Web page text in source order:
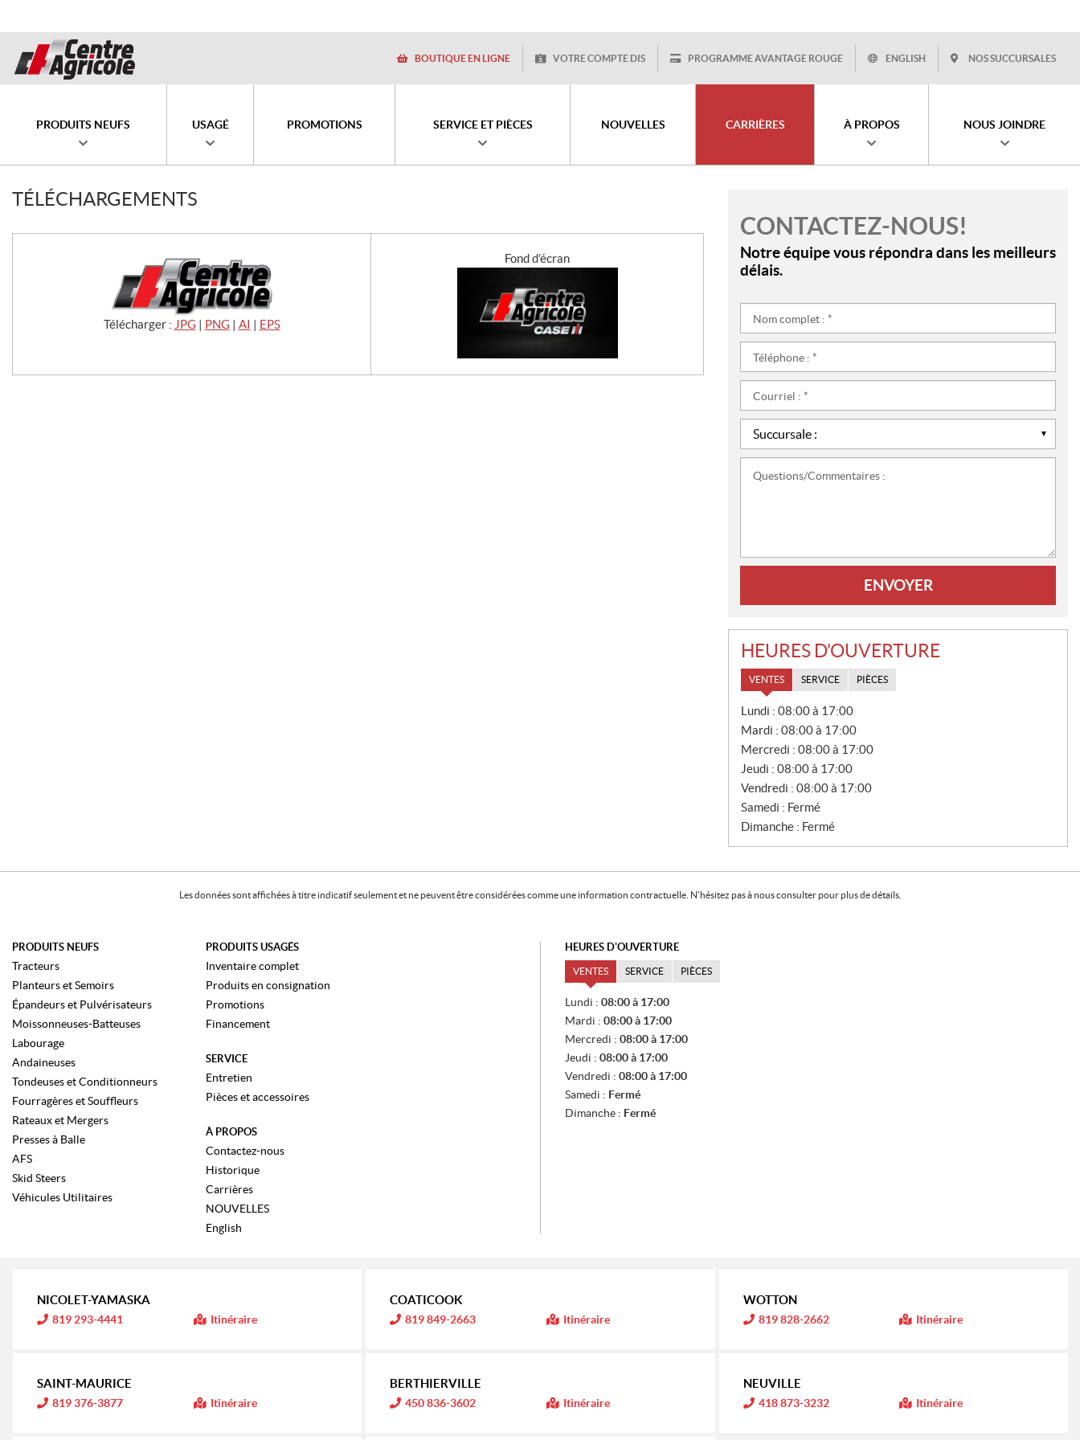
BOUTIQUE EN LIGNE VOTRE COMPTE DIS PROGRAMME AVANTAGE ROUGE ENGLISH NOS SUCCURSALES
PRODUITS NEUFS USAGÉ PROMOTIONS SERVICE ET PIÈCES NOUVELLES CARRIÈRES À PROPOS NOUS JOINDRE
TÉLÉCHARGEMENTS
Télécharger : JPG | PNG | AI | EPS
Fond d’écran
CONTACTEZ-NOUS!
Notre équipe vous répondra dans les meilleurs
délais.
complet
:
*
*Succursale
*
HEURES D'OUVERTURE
VENTES SERVICE PIÈCES
V
N
T
S
Lundi : 08:00 à 17:00
Mardi : 08:00 à 17:00
Mercredi : 08:00 à 17:00
Jeudi : 08:00 à 17:00
Vendredi : 08:00 à 17:00
Samedi : Fermé
Dimanche : Fermé
Les données sont affichées à titre indicatif seulement et ne peuvent être considérées comme une information contractuelle. N'hésitez pas à nous consulter pour plus de détails.
PRODUITS NEUFS
Tracteurs
Planteurs et Semoirs
Épandeurs et Pulvérisateurs
Moissonneuses-Batteuses
Labourage
Andaineuses
Tondeuses et Conditionneurs
Fourragères et Souffleurs
Rateaux et Mergers
Presses à Balle
AFS
Skid Steers
Véhicules Utilitaires
PRODUITS USAGÉS
Inventaire complet
Produits en consignation
Promotions
Financement
SERVICE
Entretien
Pièces et accessoires
À PROPOS
Contactez-nous
Historique
Carrières
NOUVELLES
English
HEURES D'OUVERTURE
VENTES SERVICE PIÈCES
V
E
N
T
E
S
Lundi : 08:00 à 17:00
Mardi : 08:00 à 17:00
Mercredi : 08:00 à 17:00
Jeudi : 08:00 à 17:00
Vendredi : 08:00 à 17:00
Samedi : Fermé
Dimanche : Fermé
NICOLET-YAMASKA
I
a
i
819 293-4441 Itinéraire
SAINT-MAURICE
I
819 376-3877 Itinéraire
COATICOOK
I
a
i
819 849-2663 Itinéraire
BERTHIERVILLE
I
450 836-3602 Itinéraire
WOTTON
I
a
i
819 828-2662 Itinéraire
NEUVILLE
I
418 873-3232 Itinéraire